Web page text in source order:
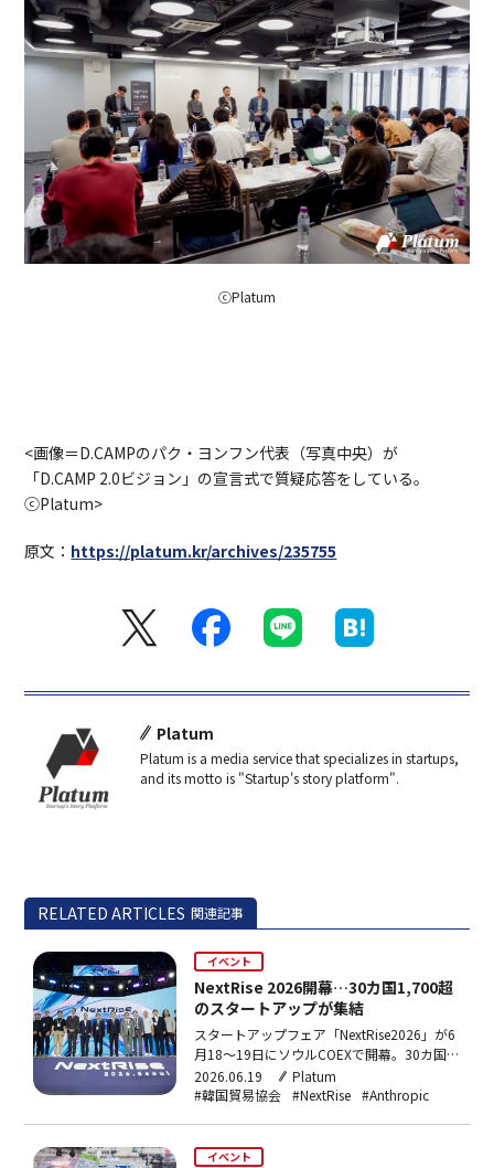
ⓒPlatum
<画像＝D.CAMPのパク・ヨンフン代表（写真中央）が
「D.CAMP 2.0ビジョン」の宣言式で質疑応答をしている。
ⓒPlatum>
原文： https://platum.kr/archives/235755
Platum
Platum is a media service that specializes in startups,
and its motto is "Startup's story platform".
RELATED ARTICLES 関連記事
イベント
NextRise 2026開幕…30カ国1,700超
のスタートアップが集結
スタートアップフェア「NextRise2026」が6
月18〜19日にソウルCOEXで開幕。30カ国
1,700超のスタートアップと270社超の企
業・投資会社が参加し、1対1の投資相談
ァレンスに登壇する。
2026.06.19
Platum
#韓国貿易協会 #NextRise #Anthropic
イベント